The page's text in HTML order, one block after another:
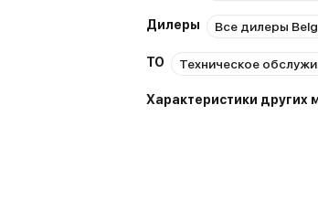
Дилеры Все дилеры
ТО Техническое
Характеристики других